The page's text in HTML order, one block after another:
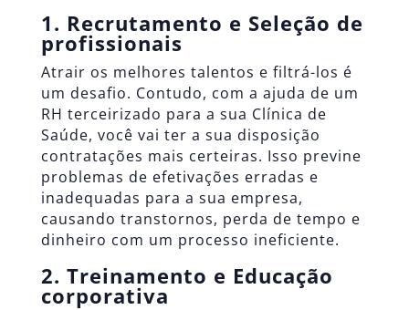
1. Recrutamento e Seleção de
profissionais
Atrair os melhores talentos e filtrá-los é
um desafio. Contudo, com a ajuda de um
RH terceirizado para a sua Clínica de
Saúde, você vai ter a sua disposição
contratações mais certeiras. Isso previne
problemas de efetivações erradas e
inadequadas para a sua empresa,
causando transtornos, perda de tempo e
dinheiro com um processo ineficiente.
2. Treinamento e Educação
corporativa